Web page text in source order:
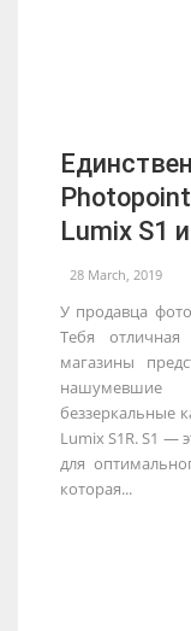
Lumix S1
28 March, 2019
У продавца
Тебя
магазины
беззеркальные
Lumix S1R. S1 —
для
которая...